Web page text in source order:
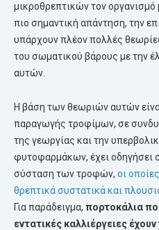
μικροθρεπτικών τον
πιο σημαντική απάντηση, την
υπάρχουν πλέον πολλές
του σωματικού βάρους με την
αυτών.
Η βάση των θεωριών αυτών
παραγωγής τροφίμων, σε
της γεωργίας και την
φυτοφαρμάκων, έχει οδηγήσει
σύσταση των τροφών, οι
θρεπτικά συστατικά και
Για παράδειγμα, πορτοκάλια
εντατικές καλλιέργειες